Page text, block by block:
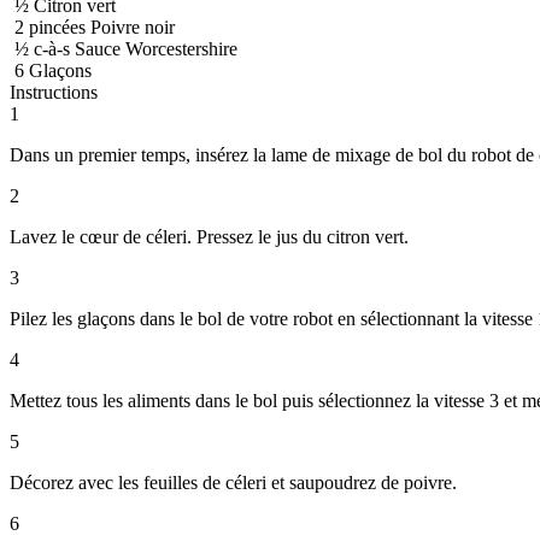
½ Citron vert
2 pincées Poivre noir
½ c-à-s Sauce Worcestershire
6 Glaçons
Instructions
1
Dans un premier temps, insérez la lame de mixage de bol du robot
2
Lavez le cœur de céleri. Pressez le jus du citron vert.
3
Pilez les glaçons dans le bol de votre robot en sélectionnant la vitesse
4
Mettez tous les aliments dans le bol puis sélectionnez la vitesse 3 et
5
Décorez avec les feuilles de céleri et saupoudrez de poivre.
6